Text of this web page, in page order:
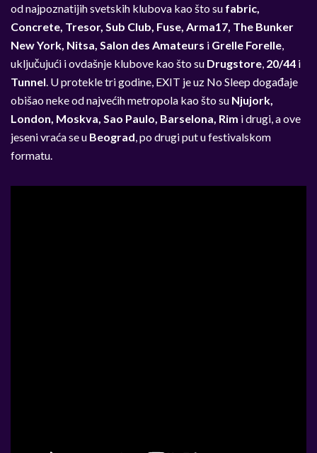
od najpoznatijih svetskih klubova kao što su fabric,
Concrete, Tresor, Sub Club, Fuse, Arma17, The Bunker
New York, Nitsa, Salon des Amateurs i Grelle Forelle
uključujući i ovdašnje klubove kao što su Drugstore 20/44 i
Tunnel . U protekle tri godine, EXIT je uz No Sleep događaje
obišao neke od najvećih metropola kao što su Njujork,
London, Moskva, Sao Paulo, Barselona, Rim i drugi, a ove
jeseni vraća se u Beograd , po drugi put u festivalskom
formatu.